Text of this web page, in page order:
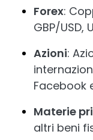
Forex:
GBP/USD,
Azioni:
Facebook
Materie
altri beni